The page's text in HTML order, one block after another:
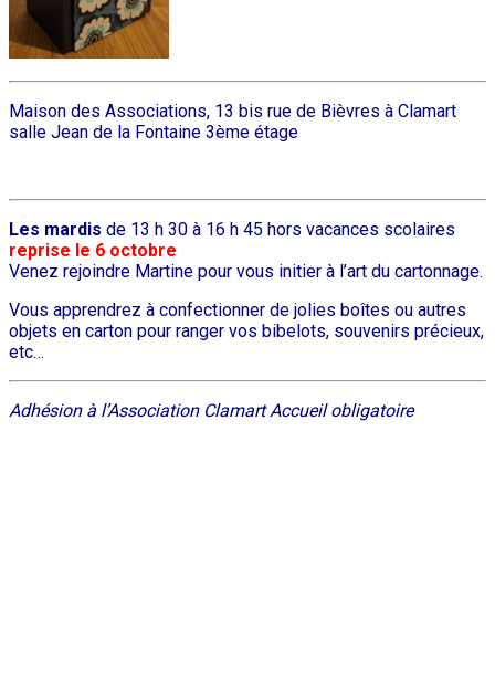
Maison des Associations, 13 bis rue de Bièvres à Clamart
salle Jean de la Fontaine 3ème étage
Les mardis de 13 h 30 à 16 h 45 hors vacances scolaires
reprise le 6 octobre
Venez rejoindre Martine pour vous initier à l’art du cartonnage.
Vous apprendrez à confectionner de jolies boîtes ou autres
objets en carton pour ranger vos bibelots, souvenirs précieux,
etc…
Adhésion à l’Association Clamart Accueil obligatoire